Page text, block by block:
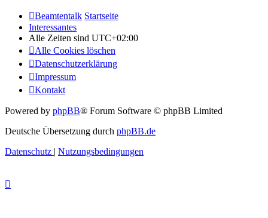
Beamtentalk Startseite
Interessantes
Alle Zeiten sind UTC+02:00
Alle Cookies löschen
Datenschutzerklärung
Impressum
Kontakt
Powered by phpBB® Forum Software © phpBB Limited
Deutsche Übersetzung durch phpBB.de
Datenschutz | Nutzungsbedingungen